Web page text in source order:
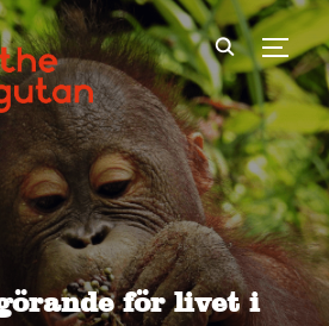
för livet i